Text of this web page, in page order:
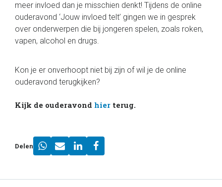
meer invloed dan je misschien denkt! Tijdens de online
ouderavond ‘Jouw invloed telt’ gingen we in gesprek
over onderwerpen die bij jongeren spelen, zoals roken,
vapen, alcohol en drugs.
Kon je er onverhoopt niet bij zijn of wil je de online
ouderavond terugkijken?
Kijk de ouderavond hier terug.
Delen